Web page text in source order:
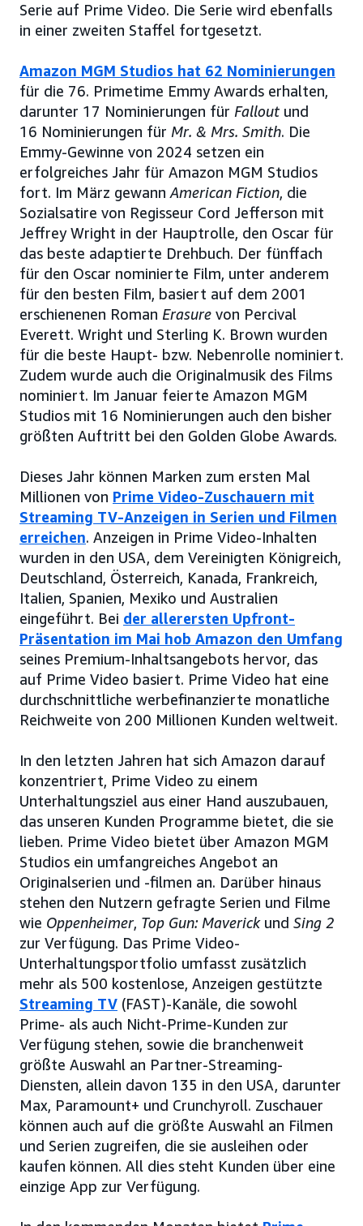
Serie auf Prime Video. Die Serie wird ebenfalls
in einer zweiten Staffel fortgesetzt.
Amazon MGM Studios hat 62 Nominierungen
für die 76. Primetime Emmy Awards erhalten,
darunter 17 Nominierungen für Fallout und
16 Nominierungen für Mr. & Mrs. Smith. Die
Emmy-Gewinne von 2024 setzen ein
erfolgreiches Jahr für Amazon MGM Studios
fort. Im März gewann American Fiction, die
Sozialsatire von Regisseur Cord Jefferson mit
Jeffrey Wright in der Hauptrolle, den Oscar für
das beste adaptierte Drehbuch. Der fünffach
für den Oscar nominierte Film, unter anderem
für den besten Film, basiert auf dem 2001
erschienenen Roman Erasure von Percival
Everett. Wright und Sterling K. Brown wurden
für die beste Haupt- bzw. Nebenrolle nominiert.
Zudem wurde auch die Originalmusik des Films
nominiert. Im Januar feierte Amazon MGM
Studios mit 16 Nominierungen auch den bisher
größten Auftritt bei den Golden Globe Awards.
Dieses Jahr können Marken zum ersten Mal
Millionen von Prime Video-Zuschauern mit
Streaming TV-Anzeigen in Serien und Filmen
erreichen. Anzeigen in Prime Video-Inhalten
wurden in den USA, dem Vereinigten Königreich,
Deutschland, Österreich, Kanada, Frankreich,
Italien, Spanien, Mexiko und Australien
eingeführt. Bei der allerersten Upfront-
Präsentation im Mai hob Amazon den Umfang
seines Premium-Inhaltsangebots hervor, das
auf Prime Video basiert. Prime Video hat eine
durchschnittliche werbefinanzierte monatliche
Reichweite von 200 Millionen Kunden weltweit.
In den letzten Jahren hat sich Amazon darauf
konzentriert, Prime Video zu einem
Unterhaltungsziel aus einer Hand auszubauen,
das unseren Kunden Programme bietet, die sie
lieben. Prime Video bietet über Amazon MGM
Studios ein umfangreiches Angebot an
Originalserien und -filmen an. Darüber hinaus
stehen den Nutzern gefragte Serien und Filme
wie Oppenheimer, Top Gun: Maverickund Sing 2
zur Verfügung. Das Prime Video-
Unterhaltungsportfolio umfasst zusätzlich
mehr als 500 kostenlose, Anzeigen gestützte
Streaming TV (FAST)-Kanäle, die sowohl
Prime- als auch Nicht-Prime-Kunden zur
Verfügung stehen, sowie die branchenweit
größte Auswahl an Partner-Streaming-
Diensten, allein davon 135 in den USA, darunter
Max, Paramount+ und Crunchyroll. Zuschauer
können auch auf die größte Auswahl an Filmen
und Serien zugreifen, die sie ausleihen oder
kaufen können. All dies steht Kunden über eine
einzige App zur Verfügung.